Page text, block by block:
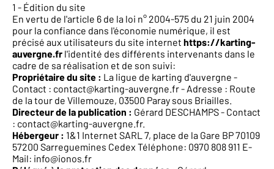
Blocs1 - Édition du site
En vertu de l'article 6 de la loi n° 2004-575 du 21 juin 2004
pour la confiance dans l'économie numérique, il est
précisé aux utilisateurs du site internet https://karting-
auvergne.fr l'identité des différents intervenants dans le
cadre de sa réalisation et de son suivi:
Propriétaire du site : La ligue de karting d'auvergne -
Contact : contact@karting-auvergne.fr- Adresse : Route
de la tour de Villemouze, 03500 Paray sous Briailles.
Directeur de la publication : Gérard DESCHAMPS - Contact
: contact@karting-auvergne.fr.
Hébergeur : 1&1 Internet SARL 7, place de la Gare BP 70109
57200 Sarreguemines Cedex Téléphone: 0970 808 911 E-
Mail: info@ionos.fr